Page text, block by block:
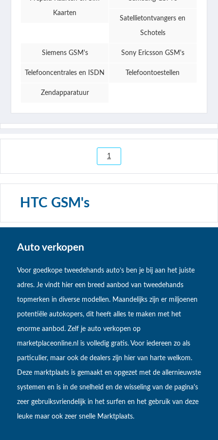
Kaarten
Satellietontvangers en
Schotels
Siemens GSM's Sony Ericsson GSM's
Telefooncentrales en ISDN Telefoontoestellen
Zendapparatuur
1
HTC GSM's
Auto verkopen
Voor goedkope tweedehands auto’s ben je bij aan het juiste
adres. Je vindt hier een breed aanbod van tweedehands
topmerken in diverse modellen. Maandelijks zijn er miljoenen
potentiële autokopers, dit heeft alles te maken met het
enorme aanbod. Zelf je auto verkopen op
marketplaceonline.nl is volledig gratis. Voor iedereen zo als
particulier, maar ook de dealers zijn hier van harte welkom.
Deze marktplaats is gemaakt en opgezet met de allernieuwste
systemen en is in de snelheid en de wisseling van de pagina's
zeer gebruiksvriendelijk in het surfen en het gebruik van deze
leuke maar ook zeer snelle Marktplaats.